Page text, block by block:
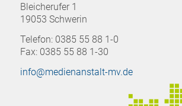
Bleicherufer 1
19053 Schwerin
Telefon: 0385 55 88 1-0
Fax: 0385 55 88 1-30
info@medienanstalt-mv.de